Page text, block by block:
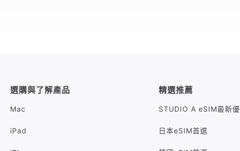
選購與了解產品
Mac
iPad
精選推薦
STUDIO A eSIM最新
日本eSIM首選